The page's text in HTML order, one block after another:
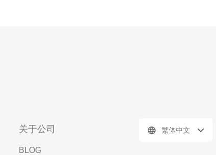
关于公司
BLOG
繁体中文